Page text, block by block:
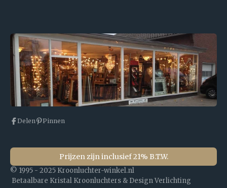
Delen Pinnen
Prijzen zijn inclusief 21% B.T.W.
© 1995 - 2025 Kroonluchter-winkel.nl
Betaalbare Kristal Kroonluchters & Design Verlichting